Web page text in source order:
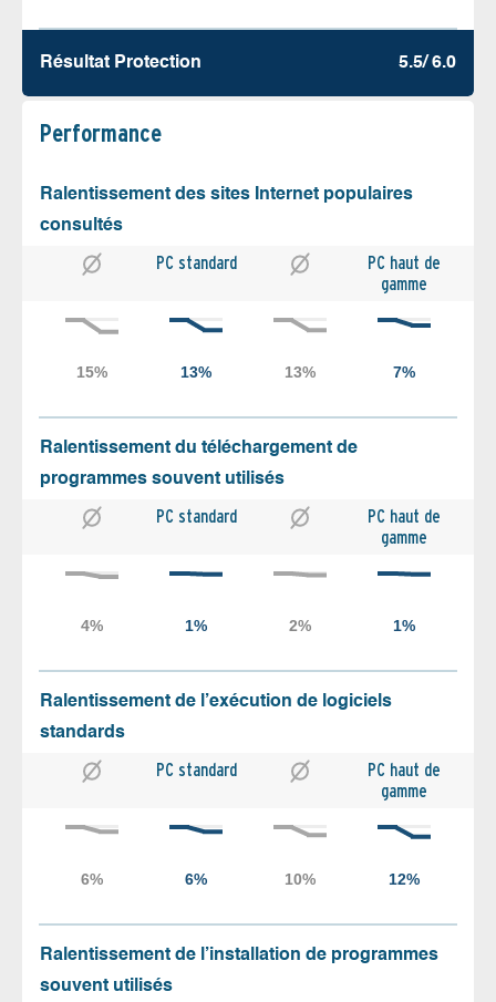
Résultat Protection 5.5/ 6.0
Performance
Ralentissement des sites Internet populaires
consultés
PC standard
PC haut de
gamme
Ralentissement du téléchargement de
programmes souvent utilisés
PC standard
PC haut de
gamme
Ralentissement de l’exécution de logiciels
standards
PC standard
PC haut de
gamme
Ralentissement de l’installation de programmes
souvent utilisés